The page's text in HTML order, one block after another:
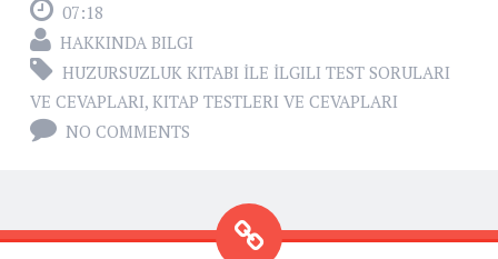
07:18
HAKKINDA BILGI
HUZURSUZLUK KITABI İLE İLGILI TEST SORULARI
VE CEVAPLARI, KITAP TESTLERI VE CEVAPLARI
NO COMMENTS